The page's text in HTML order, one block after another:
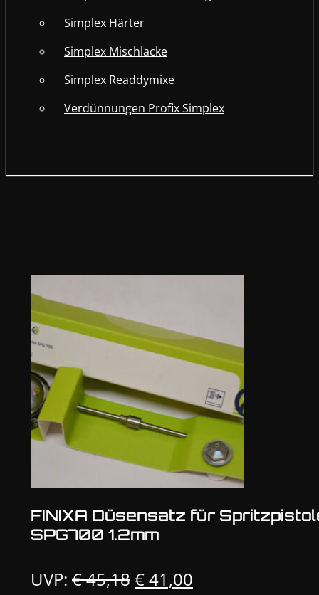
Simplex Härter
Simplex Mischlacke
Simplex Readdymixe
Verdünnungen Profix Simplex
FINIXA Düsensatz für
SPG700 1.2mm
UVP: €45,18Ursprünglicher
€41,00